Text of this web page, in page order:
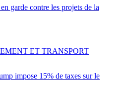
garde contre les projets de la
impose 15% de taxes sur le
ET TRANSPORT